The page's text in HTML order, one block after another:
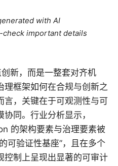
with AI
check important details
新，而是一整套对齐机
理框架如何在合规与创新之
言，关键在于可观测性与可
同。行业分析显示，
的架构要素与治理要素被
可验证性基座”，且在多个
控制上呈现出显著的可审计